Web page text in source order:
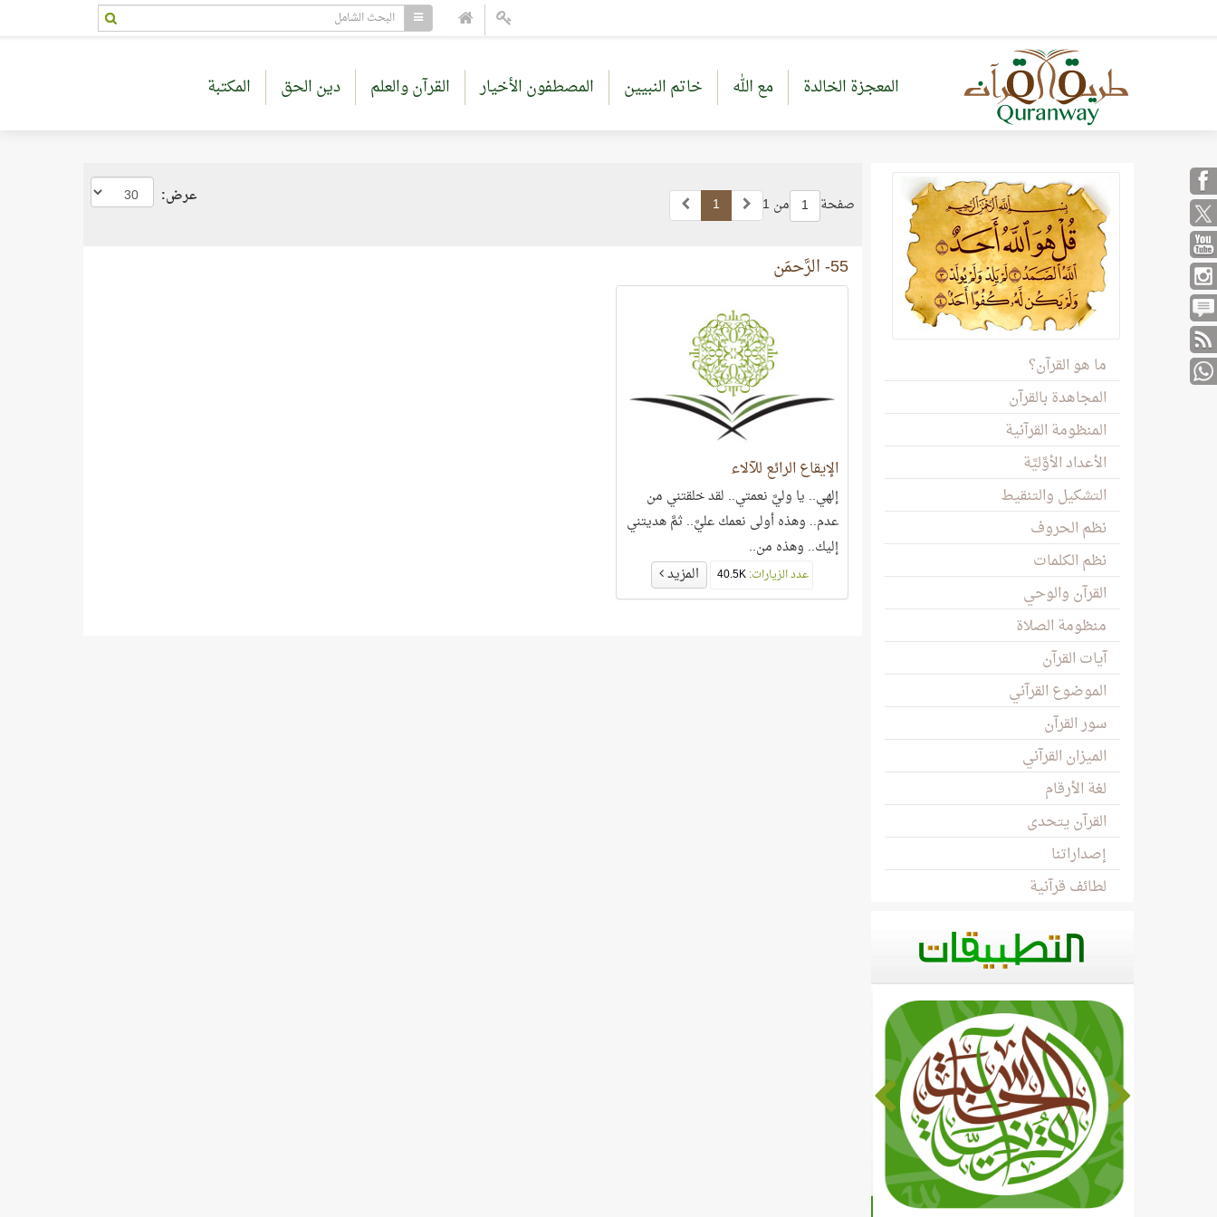
المعجزة الخالدة مع الله خاتم النبيين المصطفون الأخيار القرآن والعلم دين الحق المكتبة
ما هو القرآن؟
المجاهدة بالقرآن
المنظومة القرآنية
الأعداد الأوَّليَّة
التشكيل والتنقيط
نظم الحروف
نظم الكلمات
القرآن والوحي
منظومة الصلاة
آيات القرآن
الموضوع القرآني
سور القرآن
الميزان القرآني
لغة الأرقام
القرآن يتحدى
إصداراتنا
لطائف قرآنية
صفحة 1 من 1 1 عرض:
55- الرَّحمَن
الإيقاع الرائع للآلاء
إلهي.. يا وليَّ نعمتي.. لقد خلقتني من
عدم.. وهذه أولى نعمك عليَّ.. ثمَّ هديتني
إليك.. وهذه من..
عدد الزيارات: المزيد